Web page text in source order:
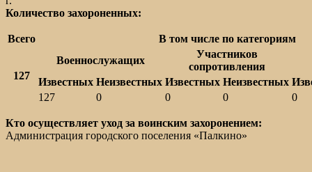
Количество захороненных:
Всего В том числе по категориям
127
Военнослужащих
Участников
сопротивления
Известных Неизвестных Известных Неизвестных
127
0 0 0 0
Кто осуществляет уход за воинским захоронением:
Администрация городского поселения «Палкино»